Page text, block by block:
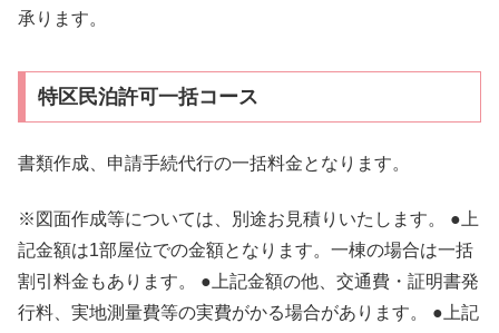
承ります。
特区民泊許可一括コース
書類作成、申請手続代行の一括料金となります。
※図面作成等については、別途お見積りいたします。 ●上
記金額は1部屋位での金額となります。一棟の場合は一括
割引料金もあります。 ●上記金額の他、交通費・証明書発
行料、実地測量費等の実費がかる場合があります。 ●上記